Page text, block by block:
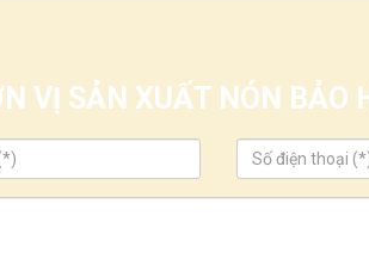
VỊ SẢN XUẤT NÓN BẢO